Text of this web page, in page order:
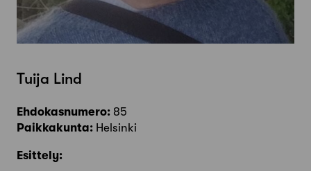
Tuija Lind
Ehdokasnumero: 85
Paikkakunta: Helsinki
Esittely: